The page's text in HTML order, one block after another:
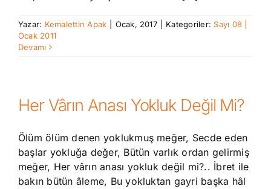
Yazar: Kemalettin Apak Ocak, 2017 Kategoriler: Sayı 08 |
Ocak 2011
Devamı
Her Vârın Anası Yokluk Değil Mi?
Ölüm ölüm denen yoklukmuş meğer, Secde eden
başlar yokluğa değer, Bütün varlık ordan gelirmiş
meğer, Her vârın anası yokluk değil mi?.. İbret ile
bakın bütün âleme, Bu yokluktan gayri başka hâl